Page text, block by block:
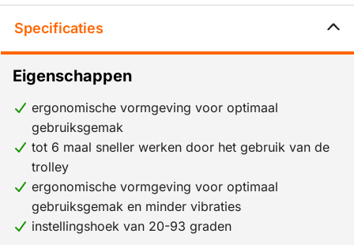
Specificaties
Eigenschappen
ergonomische vormgeving voor optimaal
gebruiksgemak
tot 6 maal sneller werken door het gebruik van de
trolley
ergonomische vormgeving voor optimaal
gebruiksgemak en minder vibraties
instellingshoek van 20-93 graden